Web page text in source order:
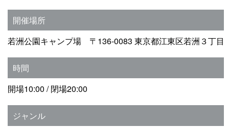
開催場所
若洲公園キャンプ場 〒136-0083 東京都江東区若洲３丁目
時間
開場10:00 / 閉場20:00
ジャンル